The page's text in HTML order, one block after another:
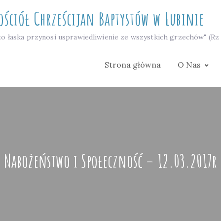
Chrześcijan Baptystów w Lubinie
łaska przynosi usprawiedliwienie ze wszystkich grzechów" (Rz
Strona główna O Nas
Nabożeństwo i Społeczność – 12.03.2017r